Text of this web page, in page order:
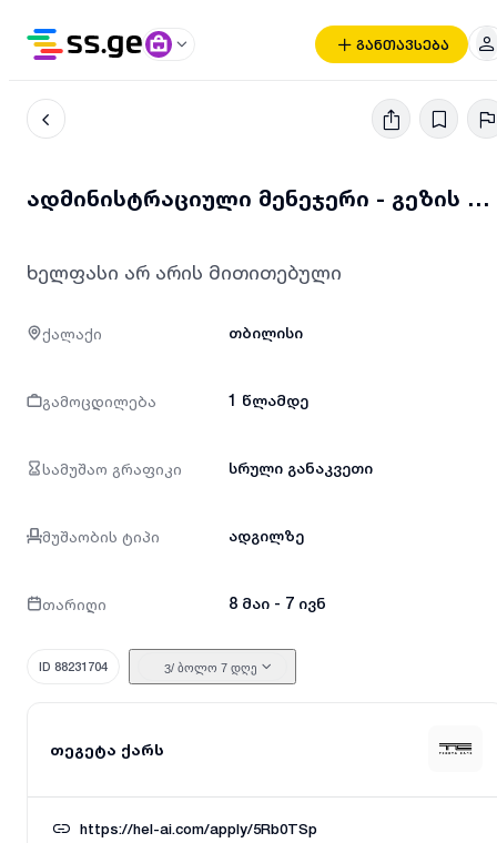
განთავსება
ადმინისტრაციული მენეჯერი - გეზის ფილიალი
ხელფასი არ არის მითითებული
ქალაქი თბილისი
გამოცდილება 1 წლამდე
სამუშაო გრაფიკი სრული განაკვეთი
მუშაობის ტიპი ადგილზე
თარიღი 8 მაი - 7 ივნ
ID 88231704 3/ ბოლო 7 დღე
თეგეტა ქარს
https://hel-ai.com/apply/5Rb0TSp